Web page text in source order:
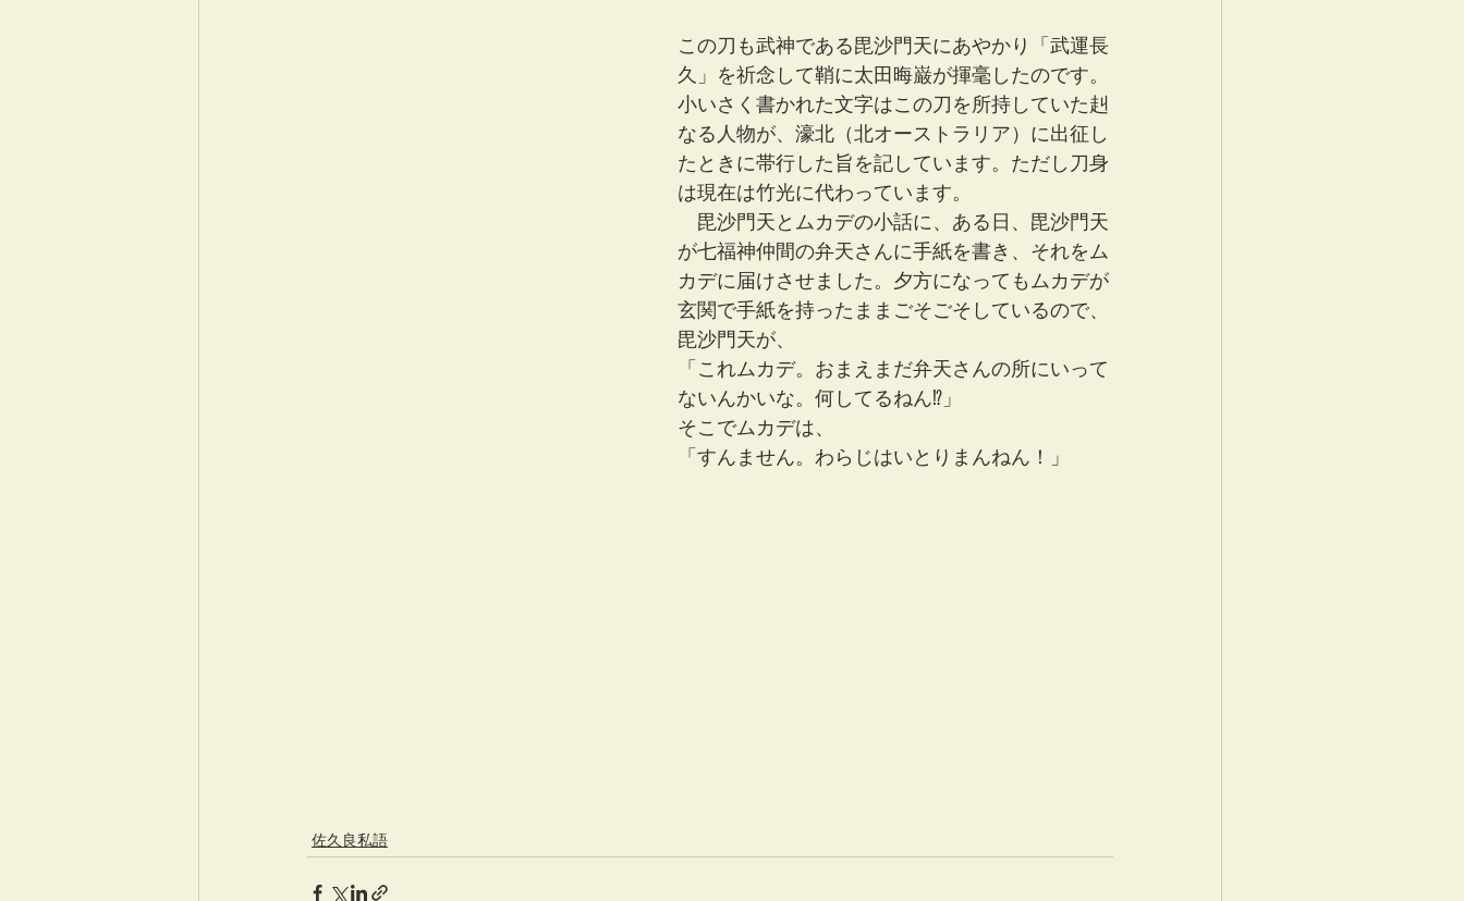
この刀も武神である毘沙門天にあやかり「武運長
久」を祈念して鞘に太田晦巌が揮毫したのです。
小いさく書かれた文字はこの刀を所持していた赳
なる人物が、濠北（北オーストラリア）に出征し
たときに帯行した旨を記しています。ただし刀身
は現在は竹光に代わっています。
毘沙門天とムカデの小話に、ある日、毘沙門天
が七福神仲間の弁天さんに手紙を書き、それをム
カデに届けさせました。夕方になってもムカデが
玄関で手紙を持ったままごそごそしているので、
毘沙門天が、
「これムカデ。おまえまだ弁天さんの所にいって
ないんかいな。何してるねん⁉︎」
そこでムカデは、
「すんません。わらじはいとりまんねん！」
佐久良私語